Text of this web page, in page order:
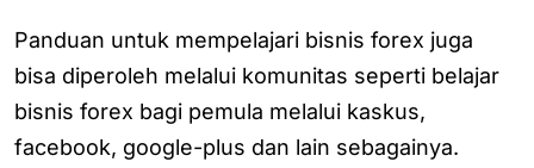
Panduan untuk mempelajari bisnis forex juga
bisa diperoleh melalui komunitas seperti belajar
bisnis forex bagi pemula melalui kaskus,
facebook, google-plus dan lain sebagainya.